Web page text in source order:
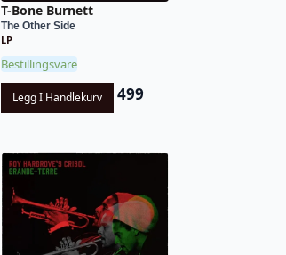
T-Bone Burnett
The Other Side
LP
Bestillingsvare
Legg I Handlekurv 499